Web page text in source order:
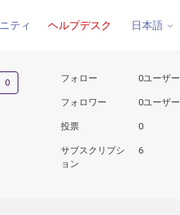
ティ ヘルプデスク 日本語
0人がフォロー中
フォロー 0ユーザー
フォロワー 0ユーザー
投票 0
サブスクリプシ
ョン
6